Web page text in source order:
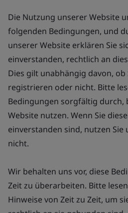
Die Nutzung unserer Website
folgenden Bedingungen, und
unserer Website erklären Sie
einverstanden, rechtlich an
Dies gilt unabhängig davon, ob
registrieren oder nicht. Bitte
Bedingungen sorgfältig durch,
Website nutzen. Wenn Sie
einverstanden sind, nutzen Sie
nicht.
Wir behalten uns vor, diese
Zeit zu überarbeiten. Bitte
Hinweise von Zeit zu Zeit, um